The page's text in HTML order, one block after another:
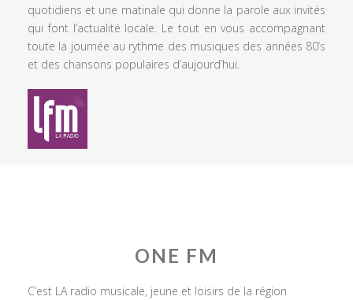
quotidiens et une matinale qui donne la parole aux invités
qui font l’actualité locale. Le tout en vous accompagnant
toute la journée au rythme des musiques des années 80’s
et des chansons populaires d’aujourd’hui.
ONE FM
C’est LA radio musicale, jeune et loisirs de la région